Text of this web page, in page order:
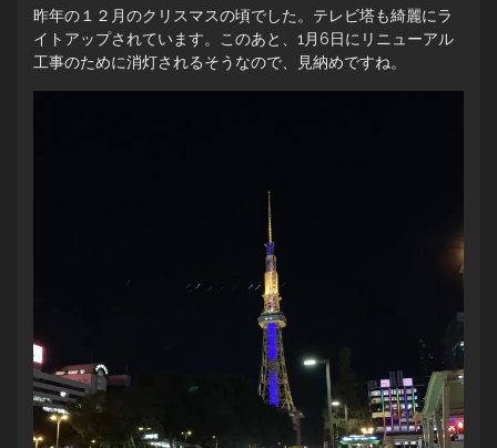
昨年の１２月のクリスマスの頃でした。テレビ塔も綺麗にラ
イトアップされています。このあと、1月6日にリニューアル
工事のために消灯されるそうなので、見納めですね。